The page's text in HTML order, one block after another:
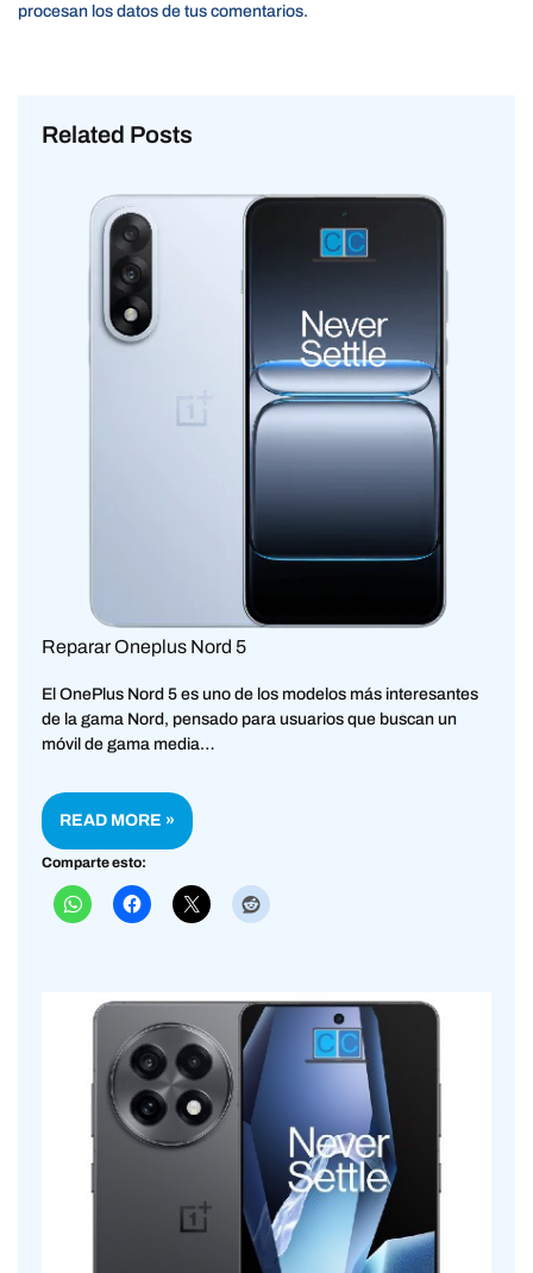
procesan los datos de tus comentarios.
Related Posts
Reparar Oneplus Nord 5
El OnePlus Nord 5 es uno de los modelos más interesantes
de la gama Nord, pensado para usuarios que buscan un
móvil de gama media…
READ MORE »
Comparte esto: